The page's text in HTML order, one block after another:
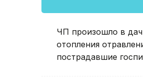
ЧП произошло в
отопления
пострадавшие